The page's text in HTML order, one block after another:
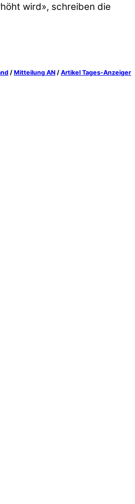
wird», schreiben die
/ Mitteilung AN / Artikel Tages-Anzeiger